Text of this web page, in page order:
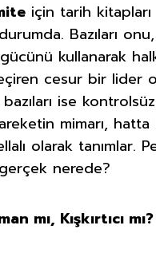
için tarih
Bazıları
kullanarak
cesur bir lider
ise
mimarı, hatta
olarak tanımlar.
gerçek nerede?
mı, Kışkırtıcı mı?